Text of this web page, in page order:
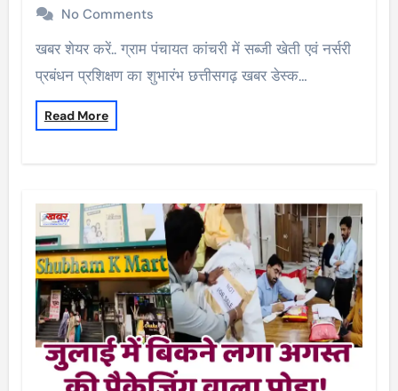
No Comments
खबर शेयर करें.. ग्राम पंचायत कांचरी में सब्जी खेती एवं नर्सरी
प्रबंधन प्रशिक्षण का शुभारंभ छत्तीसगढ़ खबर डेस्क…
Read More